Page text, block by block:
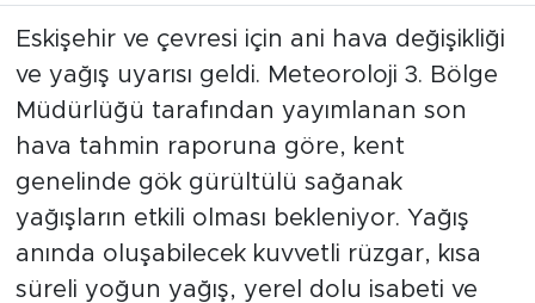
Eskişehir ve çevresi için ani hava değişikliği
ve yağış uyarısı geldi. Meteoroloji 3. Bölge
Müdürlüğü tarafından yayımlanan son
hava tahmin raporuna göre, kent
genelinde gök gürültülü sağanak
yağışların etkili olması bekleniyor. Yağış
anında oluşabilecek kuvvetli rüzgar, kısa
süreli yoğun yağış, yerel dolu isabeti ve